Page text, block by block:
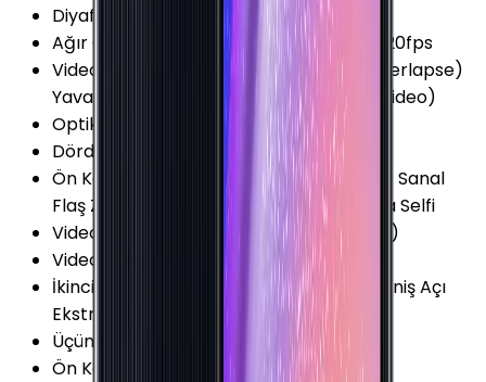
Diyafram Açıklığı
Ağır Çekim Kayıt Seçenekleri: 720p @ 120fps
Video Kayıt Özellikleri
Time-lapse (Hyperlapse)
Yavaş Çekim Video Kayıt (Slow motion video)
Optik Görüntü Sabitleyici (OIS) : Yok
Dördüncü Arka Kamera Diyafram
Ön Kamera Özellikleri
Portre Modu HDR Sanal
Flaş Zamanlayıcı (self-timer) Panorama Selfi
Video Kayıt Çözünürlüğü
1080p (Full HD)
Video FPS Değeri
30 fps
İkinci Arka Kamera Özellikleri:Ekstra Geniş Açı
Ekstra Geniş Açı (123°)
Üçüncü Arka Kamera
Ön Kamera Diyafram Açıklığı : F2.2